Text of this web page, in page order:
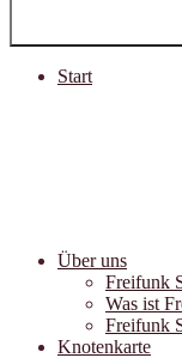
Start
Über uns
Freifunk
Was ist
Freifunk
Knotenkarte